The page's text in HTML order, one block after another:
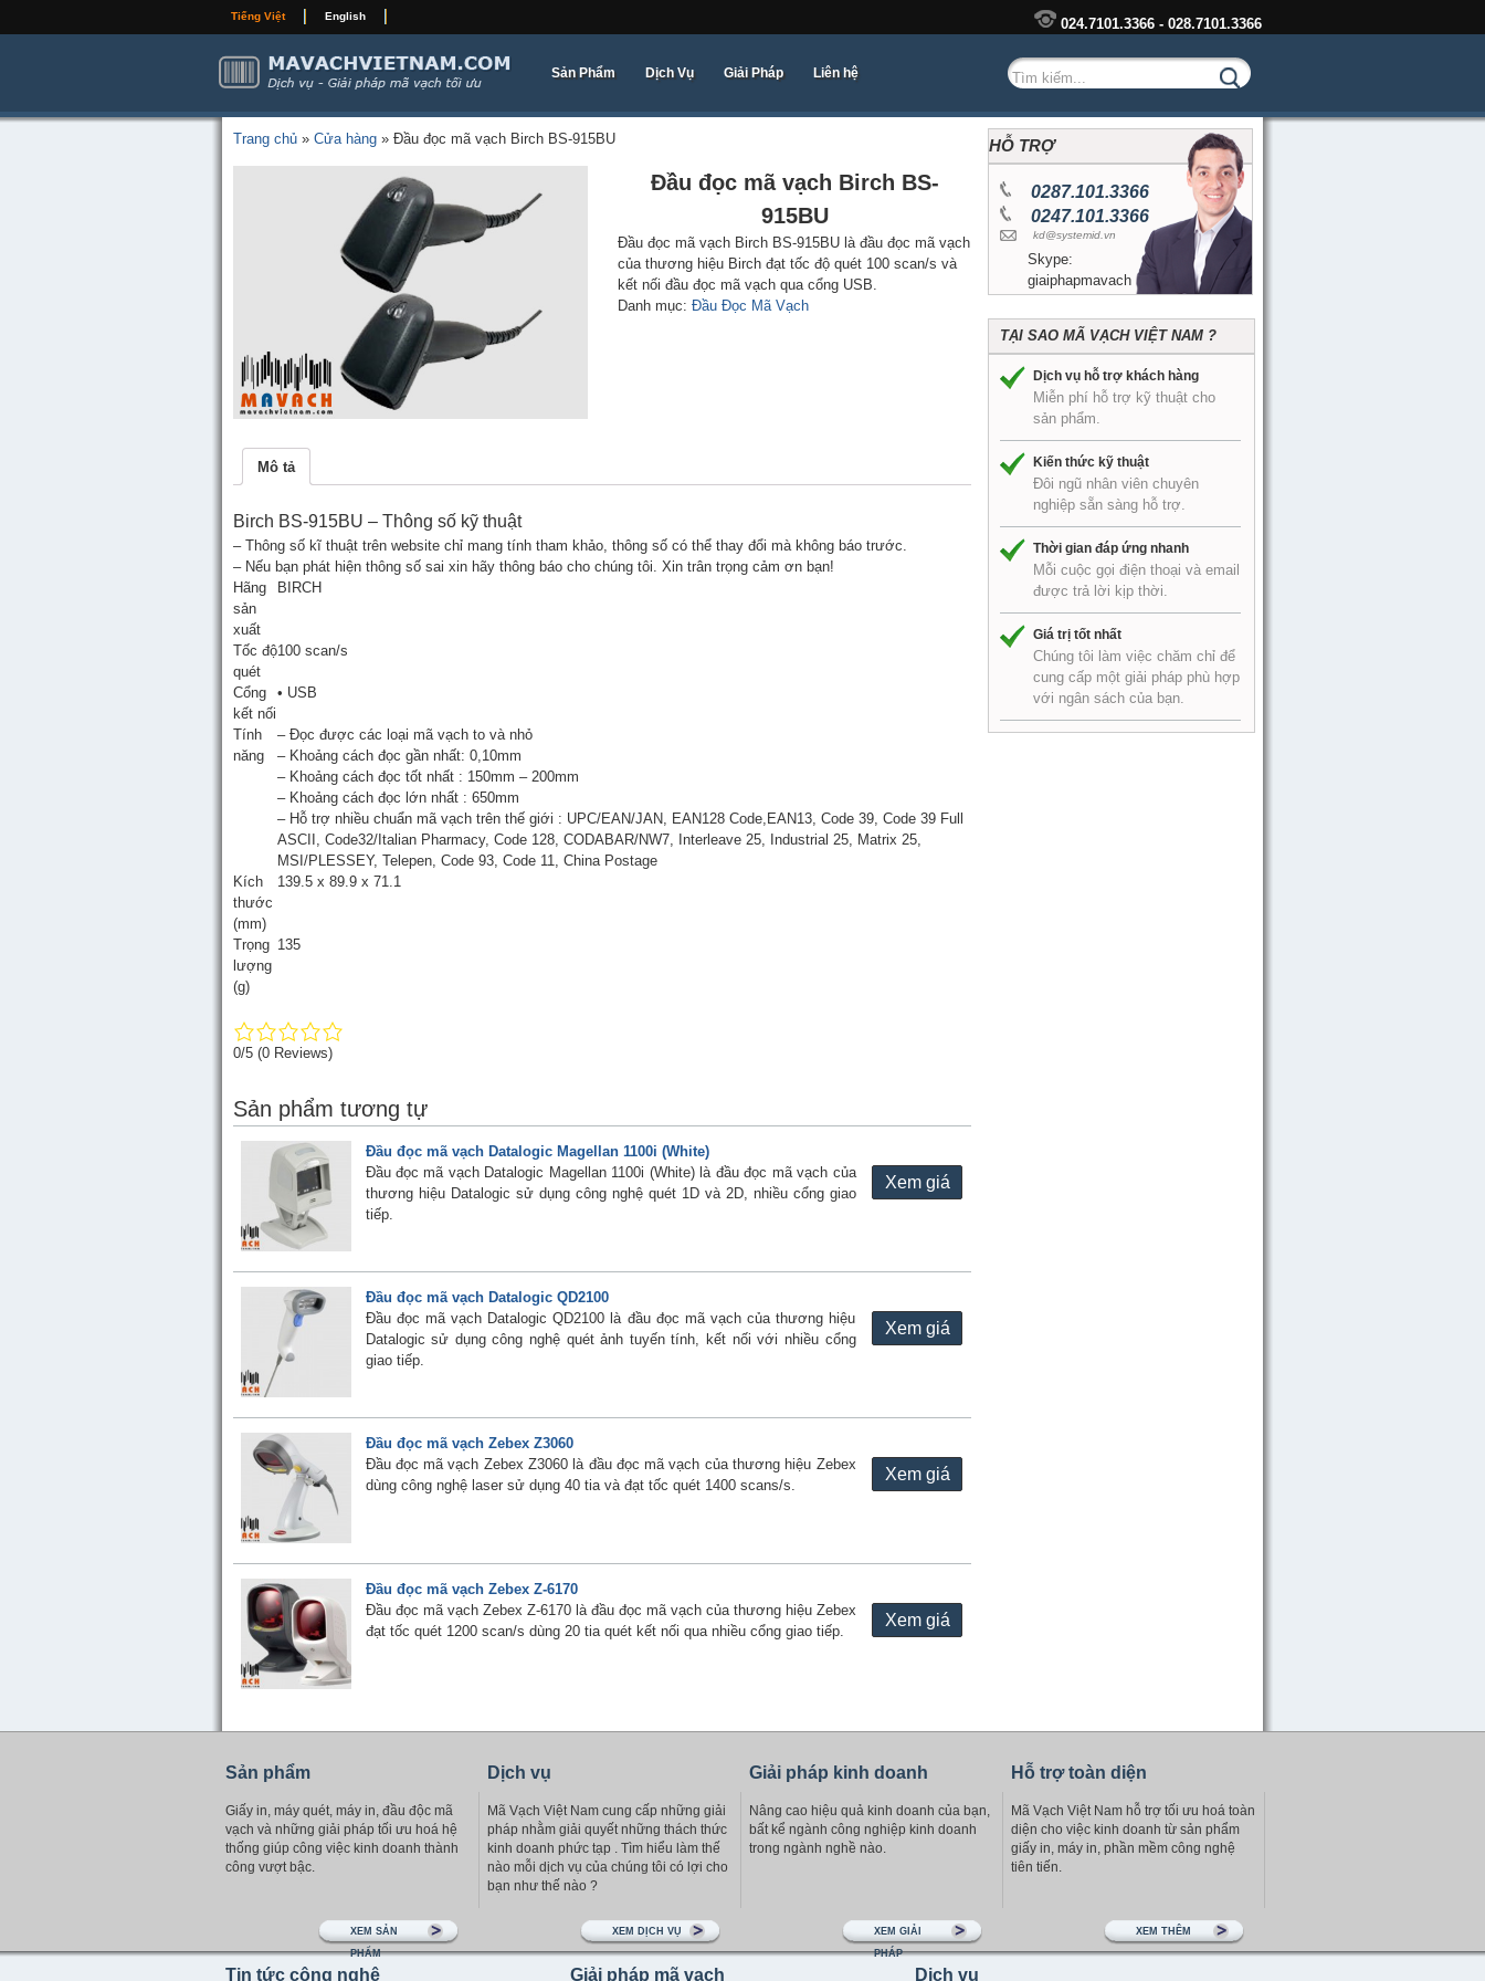
Tiếng Việt English 024.7101.3366 - 028.7101.3366
Sản Phẩm Dịch Vụ Giải Pháp Liên hệ
Trang chủ » Cửa hàng » Đầu đọc mã vạch Birch BS-915BU
Đầu đọc mã vạch Birch BS-
915BU
Đầu đọc mã vạch Birch BS-915BU là đầu đọc mã vạch
của thương hiệu Birch đạt tốc độ quét 100 scan/s và
kết nối đầu đọc mã vạch qua cổng USB.
Danh mục: Đầu Đọc Mã Vạch
Mô tả
Birch BS-915BU – Thông số kỹ thuật
– Thông số kĩ thuật trên website chỉ mang tính tham khảo, thông số có thể thay đổi mà không báo trước.
– Nếu bạn phát hiện thông số sai xin hãy thông báo cho chúng tôi. Xin trân trọng cảm ơn bạn!
Hãng
sản
xuất
BIRCH
Tốc độ
quét
100 scan/s
Cổng
kết nối
• USB
Tính
năng
– Đọc được các loại mã vạch to và nhỏ
– Khoảng cách đọc gần nhất: 0,10mm
– Khoảng cách đọc tốt nhất : 150mm – 200mm
– Khoảng cách đọc lớn nhất : 650mm
– Hỗ trợ nhiều chuẩn mã vạch trên thế giới : UPC/EAN/JAN, EAN128 Code,EAN13, Code 39, Code 39 Full
ASCII, Code32/Italian Pharmacy, Code 128, CODABAR/NW7, Interleave 25, Industrial 25, Matrix 25,
MSI/PLESSEY, Telepen, Code 93, Code 11, China Postage
Kích
thước
(mm)
139.5 x 89.9 x 71.1
Trọng
lượng
(g)
135
0/5 (0 Reviews)
Sản phẩm tương tự
Đầu đọc mã vạch Datalogic Magellan 1100i (White)
Đầu đọc mã vạch Datalogic Magellan 1100i (White) là đầu đọc mã vạch của
thương hiệu Datalogic sử dụng công nghệ quét 1D và 2D, nhiều cổng giao
tiếp.
Xem giá
Đầu đọc mã vạch Datalogic QD2100
Đầu đọc mã vạch Datalogic QD2100 là đầu đọc mã vạch của thương hiệu
Datalogic sử dụng công nghệ quét ảnh tuyến tính, kết nối với nhiều cổng
giao tiếp.
Xem giá
Đầu đọc mã vạch Zebex Z3060
Đầu đọc mã vạch Zebex Z3060 là đầu đọc mã vạch của thương hiệu Zebex
dùng công nghệ laser sử dụng 40 tia và đạt tốc quét 1400 scans/s.
Xem giá
Đầu đọc mã vạch Zebex Z-6170
Đầu đọc mã vạch Zebex Z-6170 là đầu đọc mã vạch của thương hiệu Zebex
đạt tốc quét 1200 scan/s dùng 20 tia quét kết nối qua nhiều cổng giao tiếp.
Xem giá
HỖ TRỢ
0287.101.3366
0247.101.3366
kd@systemid.vn
Skype:
giaiphapmavach
TẠI SAO MÃ VẠCH VIỆT NAM ?
Dịch vụ hỗ trợ khách hàng
Miễn phí hỗ trợ kỹ thuật cho
sản phẩm.
Kiến thức kỹ thuật
Đôi ngũ nhân viên chuyên
nghiệp sẵn sàng hỗ trợ.
Thời gian đáp ứng nhanh
Mỗi cuộc gọi điện thoại và email
được trả lời kịp thời.
Giá trị tốt nhất
Chúng tôi làm việc chăm chỉ để
cung cấp một giải pháp phù hợp
với ngân sách của bạn.
Sản phẩm
Giấy in, máy quét, máy in, đầu độc mã
vạch và những giải pháp tối ưu hoá hệ
thống giúp công việc kinh doanh thành
công vượt bậc.
XEM SẢN
PHẨM
Dịch vụ
Mã Vạch Việt Nam cung cấp những giải
pháp nhằm giải quyết những thách thức
kinh doanh phức tạp . Tìm hiểu làm thế
nào mỗi dịch vụ của chúng tôi có lợi cho
bạn như thế nào ?
XEM DỊCH VỤ
Giải pháp kinh doanh
Nâng cao hiệu quả kinh doanh của bạn,
bất kể ngành công nghiệp kinh doanh
trong ngành nghề nào.
XEM GIẢI
PHÁP
Hỗ trợ toàn diện
Mã Vạch Việt Nam hỗ trợ tối ưu hoá toàn
diện cho việc kinh doanh từ sản phẩm
giấy in, máy in, phần mềm công nghệ
tiên tiến.
XEM THÊM
Tin tức công nghệ Giải pháp mã vạch Dịch vụ